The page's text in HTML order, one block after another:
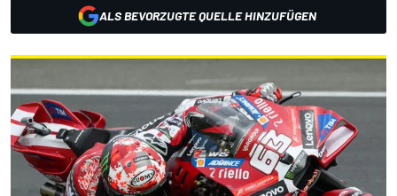
ALS BEVORZUGTE QUELLE HINZUFÜGEN